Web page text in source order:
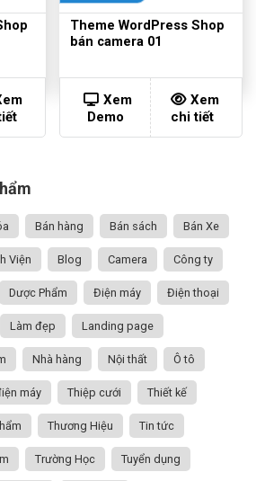
Theme WordPress Shop
bán camera 01
Xem
Demo
Xem
chi tiết
Bán hàng Bán sách Bán Xe
Viện Blog Camera Công ty
Dược Phẩm Điện máy Điện thoại
Làm đẹp Landing page
Nhà hàng Nội thất Ô tô
máy Thiệp cưới Thiết kế
Thương Hiệu Tin tức
Trường Học Tuyển dụng